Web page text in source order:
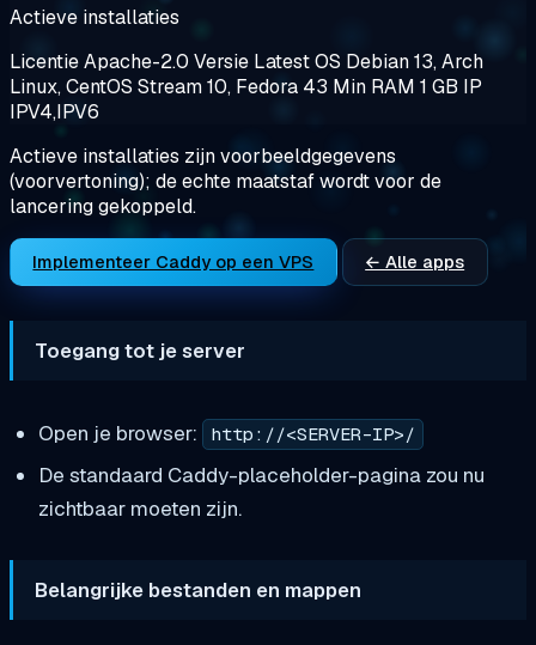
Actieve installaties
LicentieApache-2.0 Versie LatestOS Debian 13, Arch
Linux, CentOS Stream 10, Fedora 43 Min RAM 1 GB IP
IPV4,IPV6
Actieve installaties zijn voorbeeldgegevens
(voorvertoning); de echte maatstaf wordt voor de
lancering gekoppeld.
Implementeer Caddy op een VPS ← Alle apps
Toegang tot je server
Open je browser: http://<SERVER-IP>/
De standaard Caddy-placeholder-pagina zou nu
zichtbaar moeten zijn.
Belangrijke bestanden en mappen